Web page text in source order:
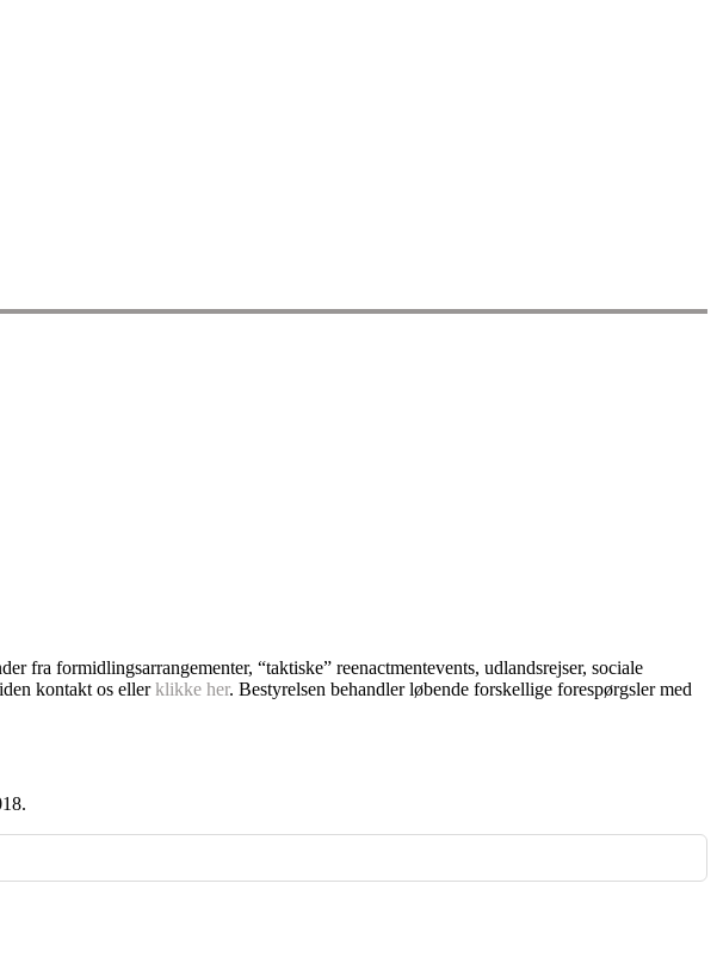
fra formidlingsarrangementer, “taktiske” reenactmentevents, udlandsrejser, sociale
kontakt os ellerklikke her. Bestyrelsen behandler løbende forskellige forespørgsler med